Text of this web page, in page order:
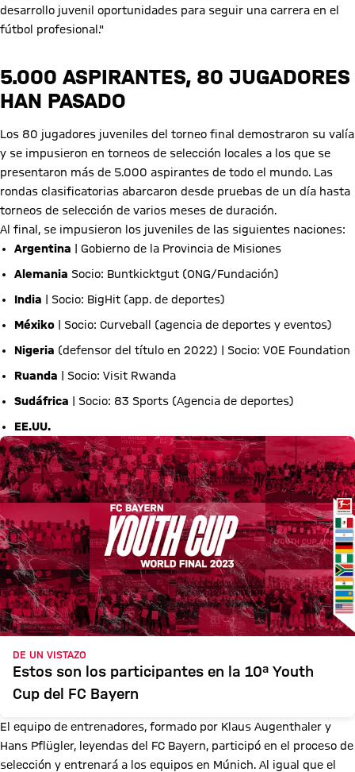
desarrollo juvenil oportunidades para seguir una carrera en el
fútbol profesional."
5.000 ASPIRANTES, 80 JUGADORES
HAN PASADO
Los 80 jugadores juveniles del torneo final demostraron su valía
y se impusieron en torneos de selección locales a los que se
presentaron más de 5.000 aspirantes de todo el mundo. Las
rondas clasificatorias abarcaron desde pruebas de un día hasta
torneos de selección de varios meses de duración.
Al final, se impusieron los juveniles de las siguientes naciones:
Argentina | Gobierno de la Provincia de Misiones
Alemania Socio: Buntkicktgut (ONG/Fundación)
India | Socio: BigHit (app. de deportes)
Méxiko | Socio: Curveball (agencia de deportes y eventos)
Nigeria (defensor del título en 2022) | Socio: VOE Foundation
Ruanda | Socio: Visit Rwanda
Sudáfrica | Socio: 83 Sports (Agencia de deportes)
EE.UU.
DE UN VISTAZO
Estos son los participantes en la 10ª Youth
Cup del FC Bayern
El equipo de entrenadores, formado por Klaus Augenthaler y
Hans Pflügler, leyendas del FC Bayern, participó en el proceso de
selección y entrenará a los equipos en Múnich. Al igual que el